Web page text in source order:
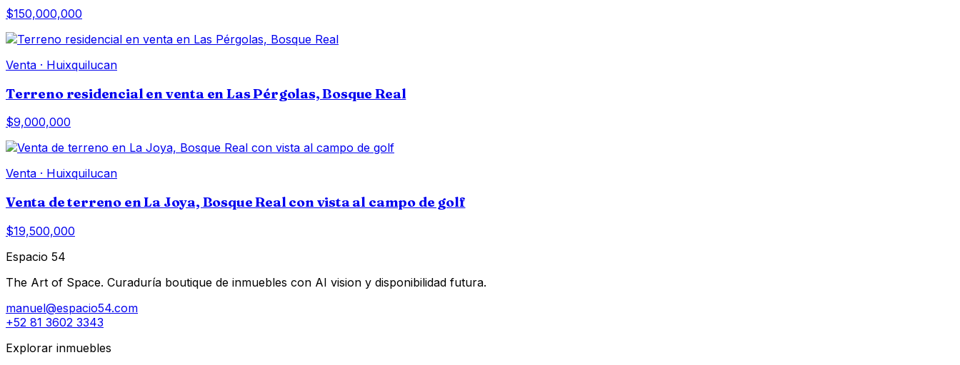
$150,000,000
Venta · Huixquilucan
Terreno residencial en venta en Las Pérgolas, Bosque Real
$9,000,000
Venta · Huixquilucan
Venta de terreno en La Joya, Bosque Real con vista al campo de golf
$19,500,000
Espacio 54
The Art of Space. Curaduría boutique de inmuebles con AI vision y disponibilidad futura.
manuel@espacio54.com
+52 81 3602 3343
Explorar inmuebles